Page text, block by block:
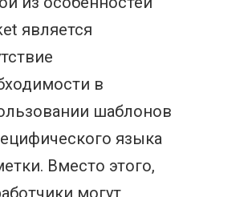
является
в
шаблонов
языка
Вместо этого,
могут